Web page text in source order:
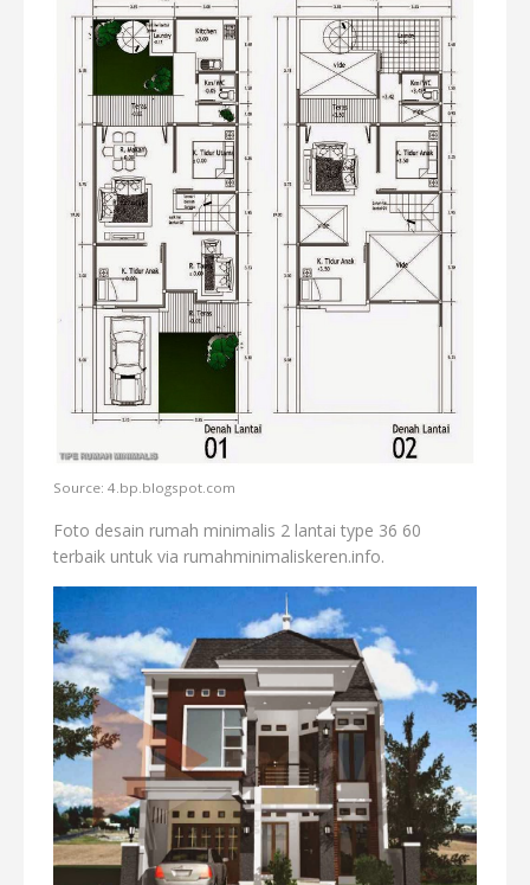
Source: 4.bp.blogspot.com
Foto desain rumah minimalis 2 lantai type 36 60
terbaik untuk via rumahminimaliskeren.info.